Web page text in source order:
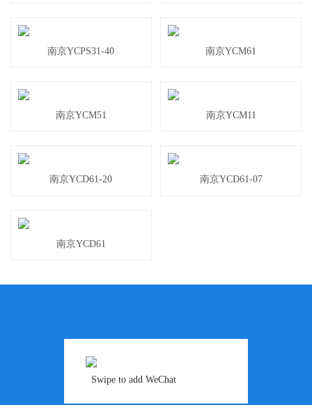
南京YCPS31-40 南京YCM61
南京YCM51 南京YCM11
南京YCD61-20 南京YCD61-07
南京YCD61
Swipe to add WeChat